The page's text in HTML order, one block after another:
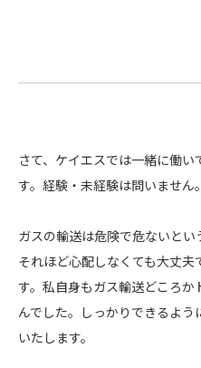
さて、ケイエスでは一緒に働
す。経験・未経験は問いません。
ガスの輸送は危険で危ないとい
それほど心配しなくても大丈夫
す。私自身もガス輸送どころ
んでした。しっかりできるよ
いたします。